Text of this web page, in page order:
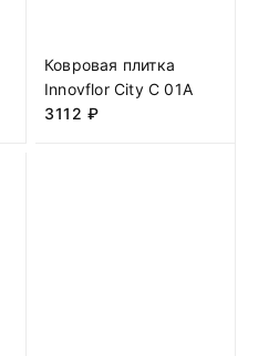
Ковровая плитка
Innovflor City C 01A
3112 ₽